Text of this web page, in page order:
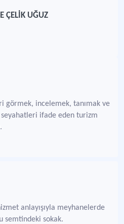
ÇELİK UĞUZ
görmek, incelemek, tanımak ve
ifade eden turizm
anlayışıyla meyhanelerde
semtindeki sokak.